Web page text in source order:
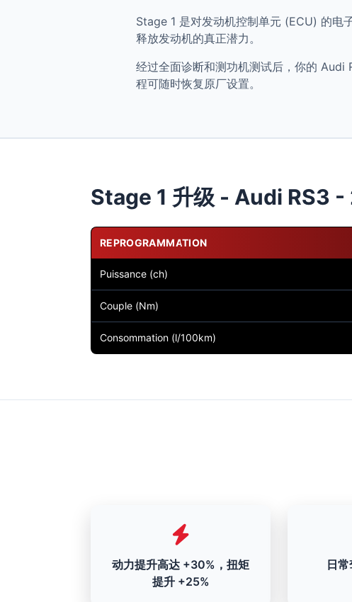
Stage 1 是对发动机控制单元 (ECU) 的电
释放发动机的真正潜力。
经过全面诊断和测功机测试后，你的
程可随时恢复原厂设置。
Stage 1 升级 - Audi RS3
REPROGRAMMATION
Puissance (ch)
Couple (Nm)
Consommation (l/100km)
动力提升高达 +30%，扭矩
提升 +25%
日